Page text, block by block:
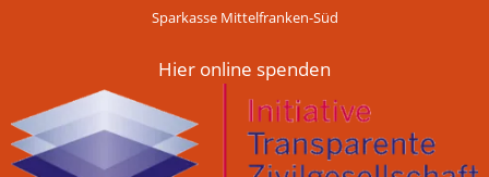
Sparkasse Mittelfranken-Süd
Hier online spenden